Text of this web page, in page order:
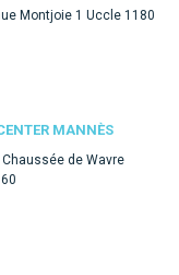
Montjoie 1 Uccle 1180
MANNÈS
de Wavre